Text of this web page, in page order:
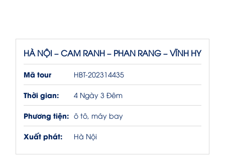
HÀ NỘI – CAM RANH – PHAN RANG – VĨNH HY
Mã tour HBT-202314435
Thời gian: 4 Ngày 3 Đêm
Phương tiện: ô tô, máy bay
Xuất phát: Hà Nội